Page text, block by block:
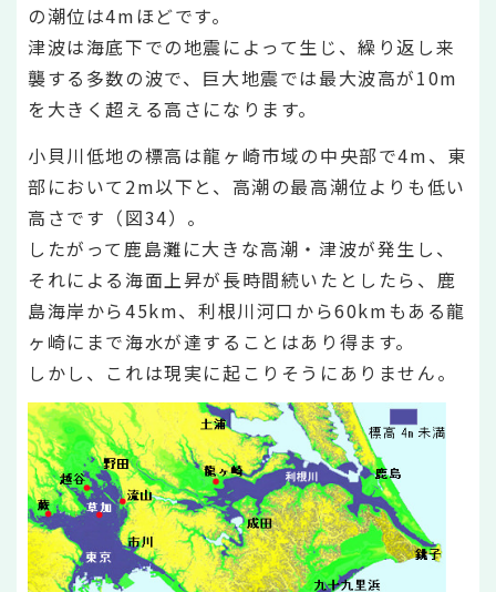
の潮位は4mほどです。
津波は海底下での地震によって生じ、繰り返し来
襲する多数の波で、巨大地震では最大波高が10m
を大きく超える高さになります。
小貝川低地の標高は龍ヶ崎市域の中央部で4m、東
部において2m以下と、高潮の最高潮位よりも低い
高さです（図34）。
したがって鹿島灘に大きな高潮・津波が発生し、
それによる海面上昇が長時間続いたとしたら、鹿
島海岸から45km、利根川河口から60kmもある龍
ヶ崎にまで海水が達することはあり得ます。
しかし、これは現実に起こりそうにありません。